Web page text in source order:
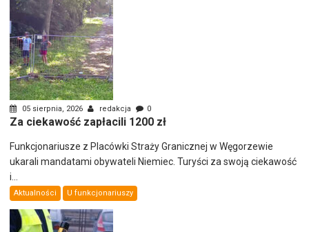
05 sierpnia, 2026 redakcja 0
Za ciekawość zapłacili 1200 zł
Funkcjonariusze z Placówki Straży Granicznej w Węgorzewie
ukarali mandatami obywateli Niemiec. Turyści za swoją ciekawość
i...
Aktualności U funkcjonariuszy